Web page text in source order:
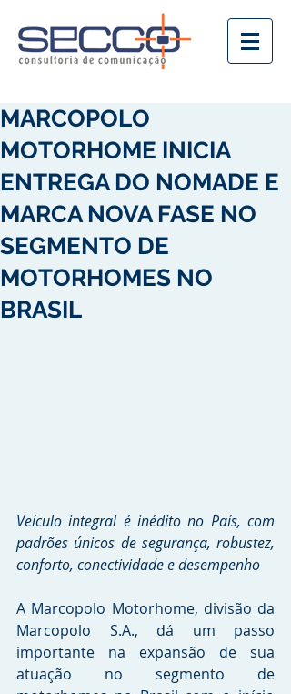
MARCOPOLO
MOTORHOME INICIA
ENTREGA DO NOMADE E
MARCA NOVA FASE NO
SEGMENTO DE
MOTORHOMES NO
BRASIL
Veículo integral é inédito no País, com
padrões únicos de segurança, robustez,
conforto, conectividade e desempenho
A Marcopolo Motorhome, divisão da
Marcopolo S.A., dá um passo
importante na expansão de sua
atuação no segmento de